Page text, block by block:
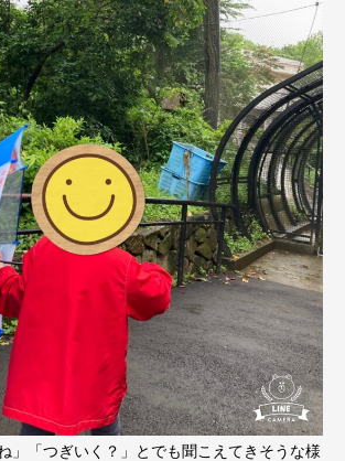
」「つぎいく？」とでも聞こえてきそうな様